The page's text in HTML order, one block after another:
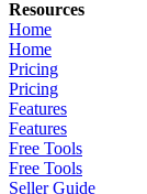
Resources
Home
Home
Pricing
Pricing
Features
Features
Free Tools
Free Tools
Seller Guide